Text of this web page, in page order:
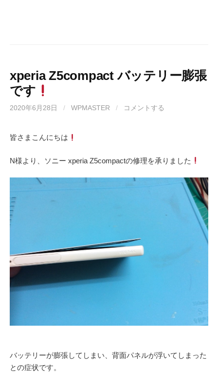
xperia Z5compact バッテリー膨張
です
2020年6月28日 / WPMASTER / コメントする
皆さまこんにちは
N様より、ソニー xperia Z5compactの修理を承りました
バッテリーが膨張してしまい、背面パネルが浮いてしまった
との症状です。